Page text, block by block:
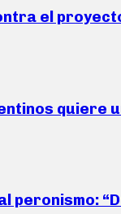
el
quiere
peronismo: